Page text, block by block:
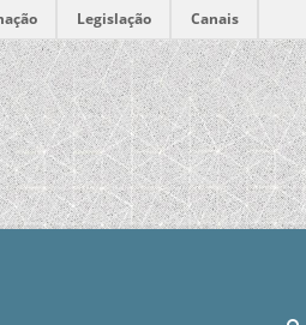
Legislação Canais